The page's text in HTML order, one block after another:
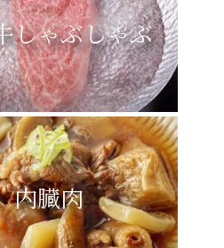
しゃぶしゃぶ
内臓肉